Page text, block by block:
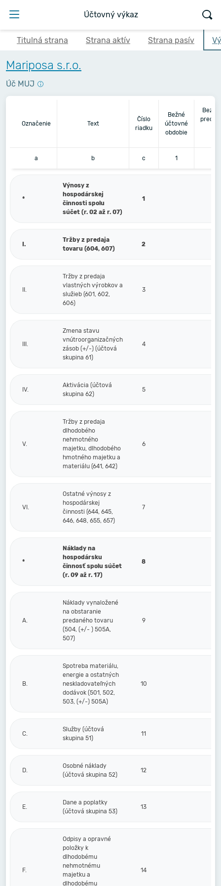
Účtovný výkaz
Titulná strana Strana aktív Strana pasív
Mariposa s.r.o.
Úč MUJ
Označenie Text
Číslo
riadku
Bežné
účtovné
obdobie
a b c 1
*
Výnosy z
hospodárskej
činnosti spolu
súčet (r. 02 až r. 07)
1
I.
Tržby z predaja
tovaru (604, 607)
2
II.
Tržby z predaja
vlastných výrobkov a
služieb (601, 602,
606)
3
III.
Zmena stavu
vnútroorganizačných
zásob (+/-) (účtová
skupina 61)
4
IV.
Aktivácia (účtová
skupina 62)
5
V.
Tržby z predaja
dlhodobého
nehmotného
majetku, dlhodobého
hmotného majetku a
materiálu (641, 642)
6
VI.
Ostatné výnosy z
hospodárskej
činnosti (644, 645,
646, 648, 655, 657)
7
*
Náklady na
hospodársku
činnosť spolu súčet
(r. 09 až r. 17)
8
A.
Náklady vynaložené
na obstaranie
predaného tovaru
(504, (+/- ) 505A,
507)
9
B.
Spotreba materiálu,
energie a ostatných
neskladovateľných
dodávok (501, 502,
503, (+/-) 505A)
10
C.
Služby (účtová
skupina 51)
11
D.
Osobné náklady
(účtová skupina 52)
12
E.
Dane a poplatky
(účtová skupina 53)
13
F.
Odpisy a opravné
položky k
dlhodobému
nehmotnému
majetku a
dlhodobému
14